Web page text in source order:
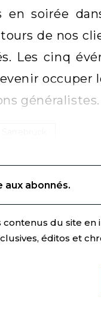
en soirée
de nos
Les cinq
occuper
généralistes.
aux abonnés.
contenus du site en
éditos et